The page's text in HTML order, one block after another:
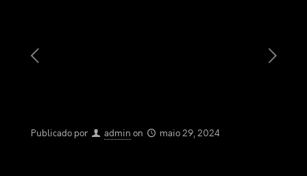
Publicado por admin on maio 29, 2024